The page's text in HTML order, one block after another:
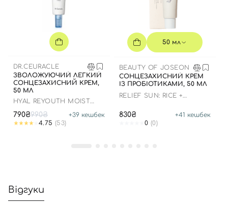
DR.CEURACLE
ЗВОЛОЖУЮЧИЙ ЛЕГКИЙ
СОНЦЕЗАХИСНИЙ КРЕМ,
50 МЛ
HYAL REYOUTH MOIST
790₴990₴ +39 кешбек
4.75 (53)
50 мл
BEAUTY OF JOSEON
СОНЦЕЗАХИСНИЙ КРЕМ
ІЗ ПРОБІОТИКАМИ, 50 МЛ
RELIEF SUN: RICE +
830₴ +41 кешбек
0 (0)
Відгуки